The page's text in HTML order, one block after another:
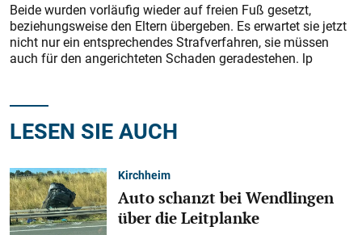
Beide wurden vorläufig wieder auf freien Fuß gesetzt,
beziehungsweise den Eltern übergeben. Es erwartet sie jetzt
nicht nur ein entsprechendes Strafverfahren, sie müssen
auch für den angerichteten Schaden geradestehen. lp
LESEN SIE AUCH
Kirchheim
Auto schanzt bei Wendlingen
über die Leitplanke